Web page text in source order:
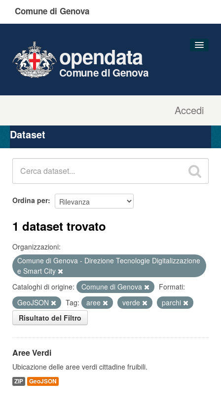
Comune di Genova
Accedi
opendata
Comune di Genova
Organizzazioni
Gruppi
Dataset
Ordina per
1 dataset trovato
Organizzazioni:
Comune di Genova - Direzione Tecnologie Digitalizzazione
e Smart City
Cataloghi di origine:
Comune di Genova
Formati:
GeoJSON
Tag: aree verde
parchi
Risultato del Filtro
Aree Verdi
Ubicazione delle aree verdi cittadine fruibili.
ZIP GeoJSON